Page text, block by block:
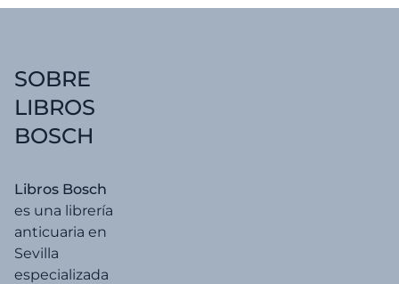
SOBRE
LIBROS
BOSCH
Libros Bosch
es una librería
anticuaria en
Sevilla
especializada